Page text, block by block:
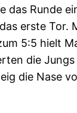
Runde
erste
5:5 hielt
die
die Nase